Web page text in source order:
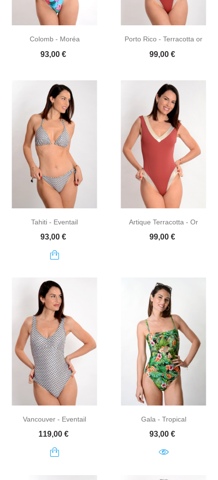
Colomb - Moréa
Prix
93,00 €
Porto Rico - Terracotta or
Prix
99,00 €
Tahiti - Eventail
Prix
93,00 €
Artique Terracotta - Or
Prix
99,00 €
Vancouver - Eventail
Prix
119,00 €
Gala - Tropical
Prix
93,00 €